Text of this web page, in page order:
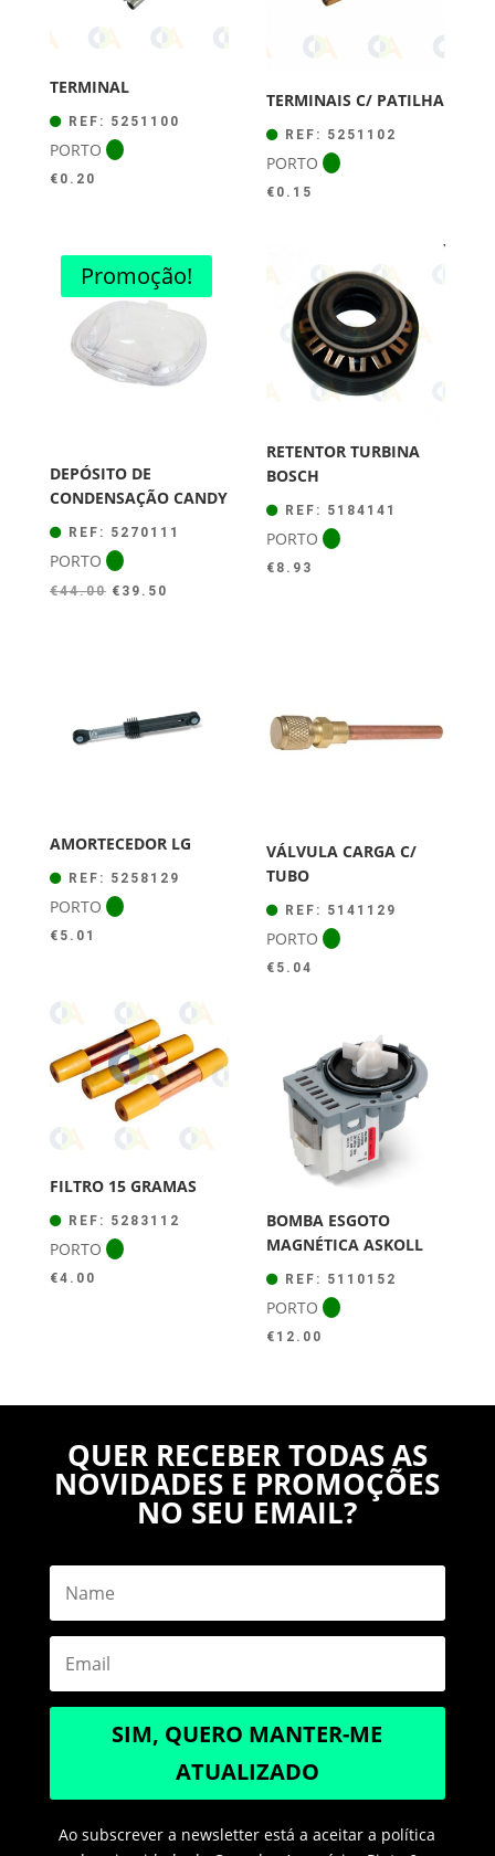
TERMINAL
REF: 5251100
PORTO
€ 0.20
TERMINAIS C/ PATILHA
REF: 5251102
PORTO
€ 0.15
Promoção!
DEPÓSITO DE
CONDENSAÇÃO CANDY
REF: 5270111
PORTO
€44.00 O
€ 39.50
RETENTOR TURBINA
BOSCH
REF: 5184141
PORTO
€ 8.93
AMORTECEDOR LG
REF: 5258129
PORTO
€ 5.01
VÁLVULA CARGA C/
TUBO
REF: 5141129
PORTO
€ 5.04
FILTRO 15 GRAMAS
REF: 5283112
PORTO
€4.00
BOMBA ESGOTO
MAGNÉTICA ASKOLL
REF: 5110152
PORTO
€ 12.00
QUER RECEBER TODAS AS
NOVIDADES E PROMOÇÕES
NO SEU EMAIL?
SIM, QUERO MANTER-ME
ATUALIZADO
Ao subscrever a newsletter está a aceitar a política